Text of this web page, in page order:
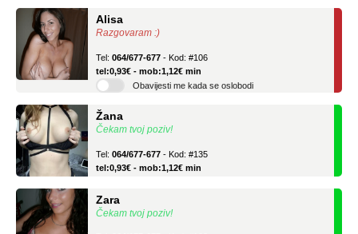
Razgovaram :)
tel:0,93€ - mob:1,12€ min
Obavijesti me kada se oslobodi
Čekam tvoj poziv!
tel:0,93€ - mob:1,12€ min
Čekam tvoj poziv!